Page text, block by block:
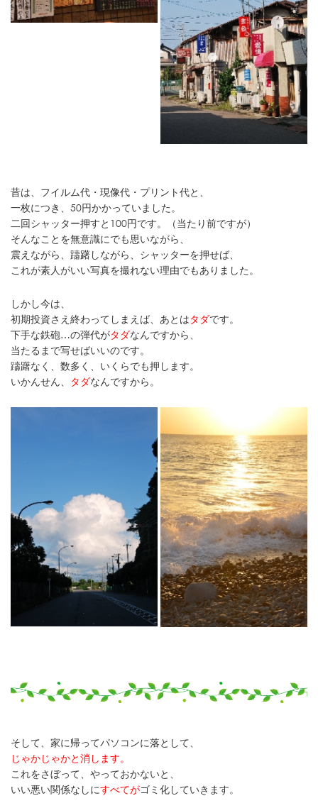
昔は、フイルム代・現像代・プリント代と、
一枚につき、50円かかっていました。
二回シャッター押すと100円です。（当たり前ですが）
そんなことを無意識にでも思いながら、
震えながら、躊躇しながら、シャッターを押せば、
これが素人がいい写真を撮れない理由でもありました。
しかし今は、
初期投資さえ終わってしまえば、あとはタダです。
下手な鉄砲…の弾代がタダなんですから、
当たるまで写せばいいのです。
躊躇なく、数多く、いくらでも押します。
いかんせん、
タダなんですから。
そして、家に帰ってパソコンに落として、
じゃかじゃかと消します。
これをさぼって、やっておかないと、
いい悪い関係なしにすべてがゴミ化していきます。